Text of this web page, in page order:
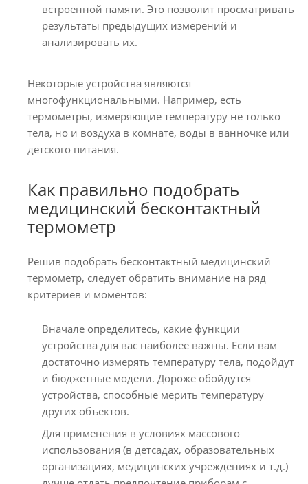
встроенной памяти. Это позволит просматривать
результаты предыдущих измерений и
анализировать их.
Некоторые устройства являются
многофункциональными. Например, есть
термометры, измеряющие температуру не только
тела, но и воздуха в комнате, воды в ванночке или
детского питания.
Как правильно подобрать
медицинский бесконтактный
термометр
Решив подобрать бесконтактный медицинский
термометр, следует обратить внимание на ряд
критериев и моментов:
Вначале определитесь, какие функции
устройства для вас наиболее важны. Если вам
достаточно измерять температуру тела, подойдут
и бюджетные модели. Дороже обойдутся
устройства, способные мерить температуру
других объектов.
Для применения в условиях массового
использования (в детсадах, образовательных
организациях, медицинских учреждениях и т.д.)